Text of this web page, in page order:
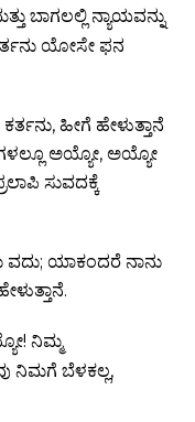
ಬಾಗಲಲ್ಲಿ ನ್ಯಾಯವನ್ನು
ಯೋಸೇ ಫನ
ಹೀಗೆ ಹೇಳುತ್ತಾನೆ
ಅಯ್ಯೋ, ಅಯ್ಯೋ
ಸುವದಕ್ಕೆ
ವದು; ಯಾಕಂದರೆ ನಾನು
ನಿಮ್ಮ
ನಿಮಗೆ ಬೆಳಕಲ್ಲ,